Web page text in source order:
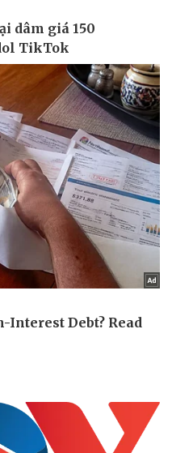
Quân sự - Quốc phòng
Vũ khí
Việt Nam
Phân tích